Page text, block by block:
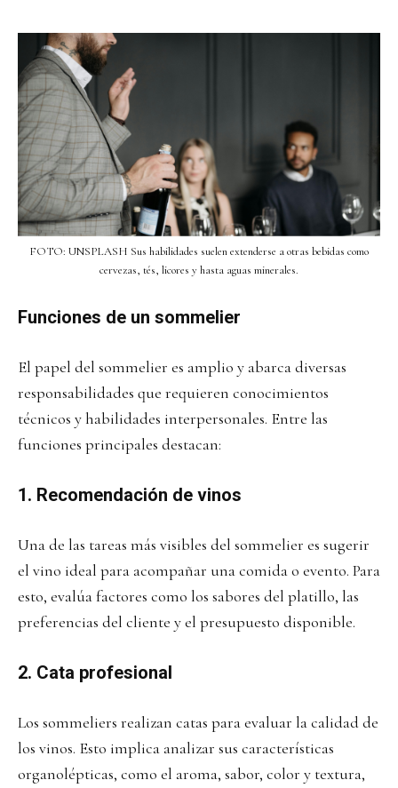
FOTO: UNSPLASH Sus habilidades suelen extenderse a otras bebidas como
cervezas, tés, licores y hasta aguas minerales.
Funciones de un sommelier
El papel del sommelier es amplio y abarca diversas
responsabilidades que requieren conocimientos
técnicos y habilidades interpersonales. Entre las
funciones principales destacan:
1. Recomendación de vinos
Una de las tareas más visibles del sommelier es sugerir
el vino ideal para acompañar una comida o evento. Para
esto, evalúa factores como los sabores del platillo, las
preferencias del cliente y el presupuesto disponible.
2. Cata profesional
Los sommeliers realizan catas para evaluar la calidad de
los vinos. Esto implica analizar sus características
organolépticas, como el aroma, sabor, color y textura,